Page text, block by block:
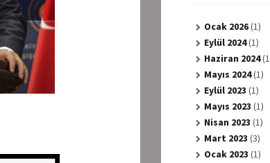
Ocak 2026(1)
Eylül 2024(1)
Haziran 2024
Mayıs 2024(1)
Eylül 2023 (1)
Mayıs 2023 (1)
Nisan 2023 (1)
Mart 2023 (3)
Ocak 2023 (1)